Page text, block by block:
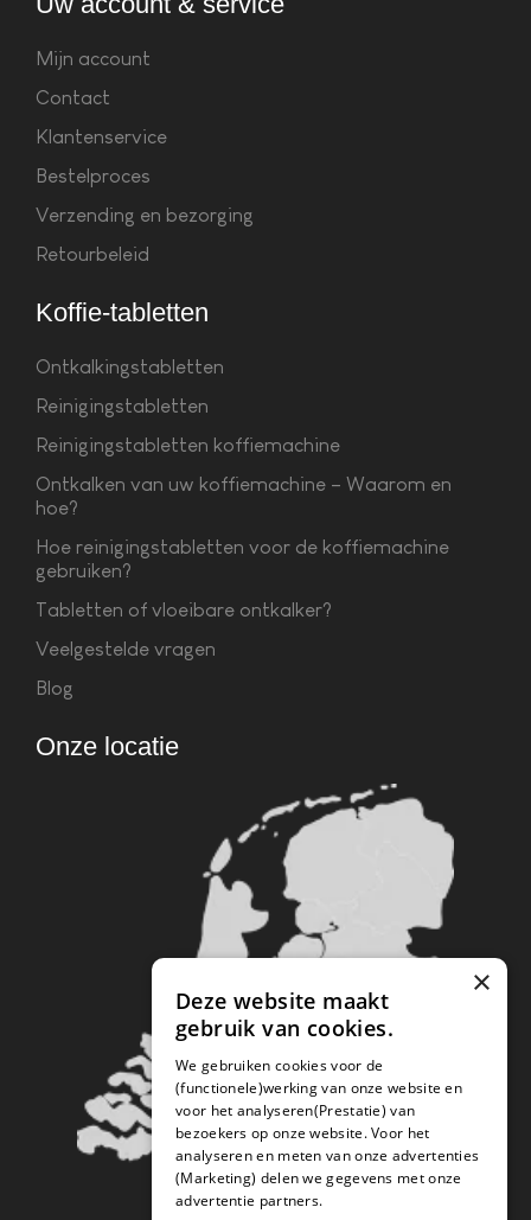
Mijn account
Contact
Klantenservice
Bestelproces
Verzending en bezorging
Retourbeleid
Koffie-tabletten
Ontkalkingstabletten
Reinigingstabletten
Reinigingstabletten koffiemachine
Ontkalken van uw koffiemachine – Waarom en
hoe?
Hoe reinigingstabletten voor de koffiemachine
gebruiken?
Tabletten of vloeibare ontkalker?
Veelgestelde vragen
Blog
Onze locatie
×
Deze website maakt
gebruik van cookies.
We gebruiken cookies voor de
(functionele)werking van onze website en
voor het analyseren(Prestatie) van
bezoekers op onze website. Voor het
analyseren en meten van onze advertenties
(Marketing) delen we gegevens met onze
advertentie partners.